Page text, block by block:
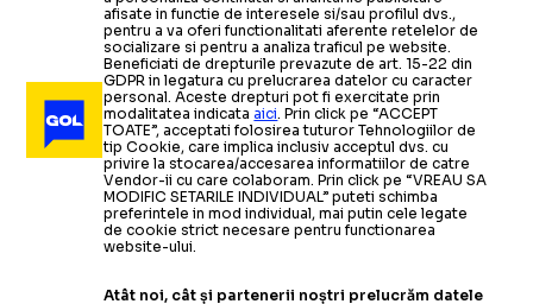
SUPERLIGA 03.07.2024
MECI LA ORA 22:00 LPF a anunțatprogramarea
primelor 2 etape din Liga 1
afisate in functie de interesele si/sau profilul dvs.,
pentru a va oferi functionalitati aferente retelelor de
socializare si pentru a analiza traficul pe website.
Beneficiati de drepturile prevazute de art. 15-22 din
GDPR in legatura cu prelucrarea datelor cu caracter
personal. Aceste drepturi pot fi exercitate prin
modalitatea indicataaici . Prin click pe “ACCEPT
TOATE”, acceptati folosirea tuturor Tehnologiilor de
tip Cookie, care implica inclusiv acceptul dvs. cu
privire la stocarea/accesarea informatiilor de catre
Vendor-ii cu care colaboram. Prin click pe “VREAU SA
MODIFIC SETARILE INDIVIDUAL” puteti schimba
preferintele in mod individual, mai putin cele legate
de cookie strict necesare pentru functionarea
website-ului.
Atât noi, cât și partenerii noștri prelucrăm datele